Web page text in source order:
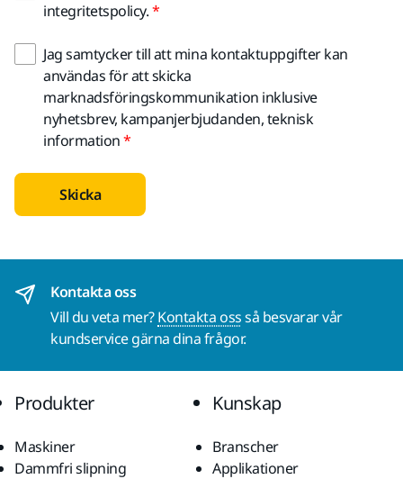
integritetspolicy.
Jag samtycker till att mina kontaktuppgifter kan
användas för att skicka
marknadsföringskommunikation inklusive
nyhetsbrev, kampanjerbjudanden, teknisk
information
Skicka
Kontakta oss
Vill du veta mer?Kontakta ossså besvarar vår
kundservice gärna dina frågor.
Produkter
Maskiner
Dammfri slipning
Kunskap
Branscher
Applikationer